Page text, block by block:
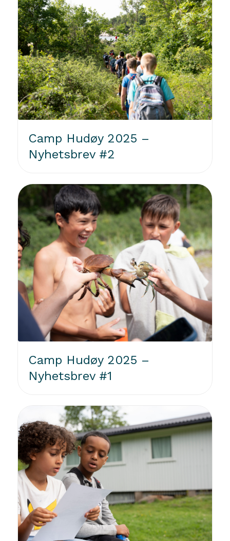
Camp Hudøy 2025 –
Nyhetsbrev #2
Camp Hudøy 2025 –
Nyhetsbrev #1